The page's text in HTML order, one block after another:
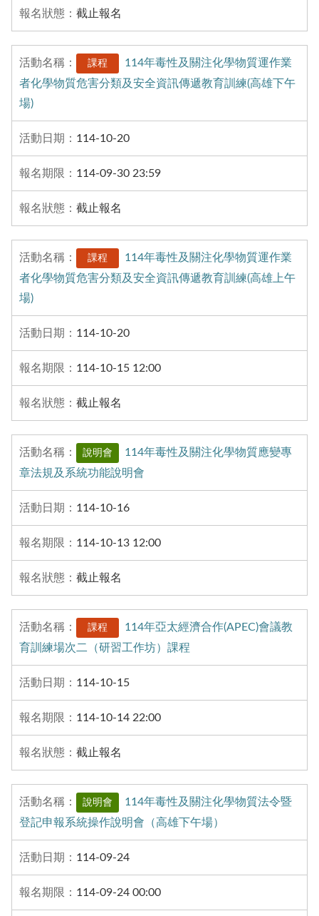
截止報名
課程
114年毒性及關注化學物質運作業
者化學物質危害分類及安全資訊傳遞教育訓練(高雄下午
場)
114-10-20
114-09-30 23:59
截止報名
課程
114年毒性及關注化學物質運作業
者化學物質危害分類及安全資訊傳遞教育訓練(高雄上午
場)
114-10-20
114-10-15 12:00
截止報名
說明會
114年毒性及關注化學物質應變專
章法規及系統功能說明會
114-10-16
114-10-13 12:00
截止報名
課程
114年亞太經濟合作(APEC)會議教
育訓練場次二（研習工作坊）課程
114-10-15
114-10-14 22:00
截止報名
說明會
114年毒性及關注化學物質法令暨
登記申報系統操作說明會（高雄下午場）
114-09-24
114-09-24 00:00